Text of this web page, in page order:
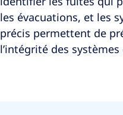
les évacuations, et les
précis permettent de
l’intégrité des